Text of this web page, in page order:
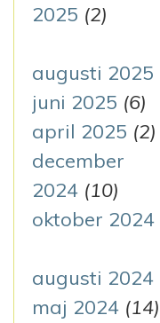
2025 (2)
augusti 2025
juni 2025 (6)
april 2025 (2)
december
2024 (10)
oktober 2024
augusti 2024
maj 2024 (14)